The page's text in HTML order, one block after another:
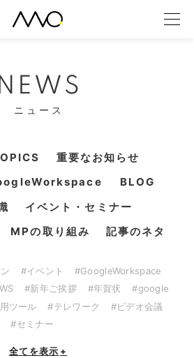
NEWS
ニュース
重要なお知らせ
BLOG
イベント・セミナー
MPの取り組み 記事のネタ
#イベント
#GoogleWorkspace
#新年ご挨拶 #年賀状
#google
ツール #テレワーク
#ビデオ会議
#セミナー
全てを表示 +